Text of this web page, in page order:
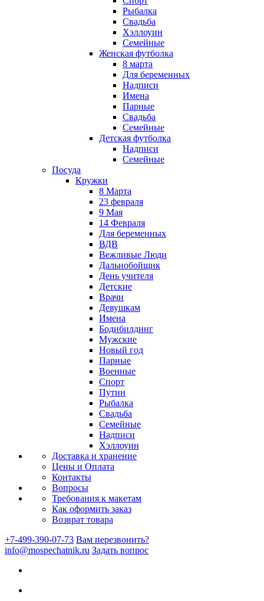
Рыбалка
Свадьба
Хэллоуин
Семейные
Женская футболка
8 марта
Для беременных
Надписи
Имена
Парные
Свадьба
Семейные
Детская футболка
Надписи
Семейные
Посуда
Кружки
8 Марта
23 февраля
9 Мая
14 Февраля
Для беременных
ВДВ
Вежливые Люди
Дальнобойщик
День учителя
Детские
Врачи
Девушкам
Имена
Бодибилдинг
Мужские
Новый год
Парные
Военные
Спорт
Путин
Рыбалка
Свадьба
Семейные
Надписи
Хэллоуин
Доставка и хранение
Цены и Оплата
Контакты
Вопросы
Требования к макетам
Как оформить заказ
Возврат товара
+7-499-390-07-73 Вам перезвонить?
info@mospechatnik.ru Задать вопрос